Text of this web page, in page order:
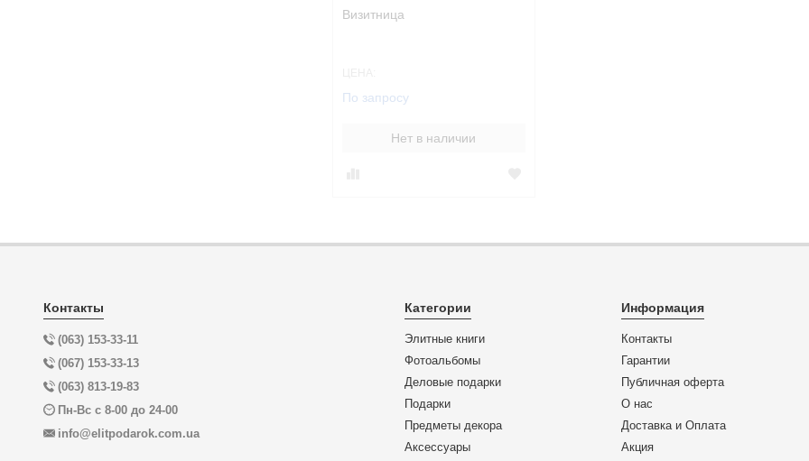
Визитница
По запросу
Нет в наличии
Контакты
(063) 153-33-11
(067) 153-33-13
(063) 813-19-83
Пн-Вс с 8-00 до 24-00
info@elitpodarok.com.ua
Категории
Элитные книги
Фотоальбомы
Деловые подарки
Подарки
Предметы декора
Аксессуары
Информация
Контакты
Гарантии
Публичная оферта
О нас
Доставка и Оплата
Акция